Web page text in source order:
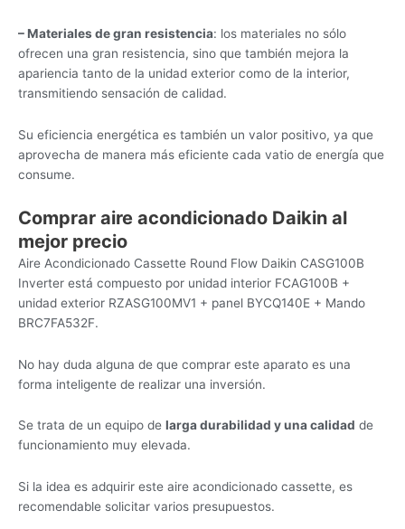
– Materiales de gran resistencia: los materiales no sólo
ofrecen una gran resistencia, sino que también mejora la
apariencia tanto de la unidad exterior como de la interior,
transmitiendo sensación de calidad.
Su eficiencia energética es también un valor positivo, ya que
aprovecha de manera más eficiente cada vatio de energía que
consume.
Comprar aire acondicionado Daikin al
mejor precio
Aire Acondicionado Cassette Round Flow Daikin CASG100B
Inverter está compuesto por unidad interior FCAG100B +
unidad exterior RZASG100MV1 + panel BYCQ140E + Mando
BRC7FA532F.
No hay duda alguna de que comprar este aparato es una
forma inteligente de realizar una inversión.
Se trata de un equipo de larga durabilidad y una calidad de
funcionamiento muy elevada.
Si la idea es adquirir este aire acondicionado cassette, es
recomendable solicitar varios presupuestos.